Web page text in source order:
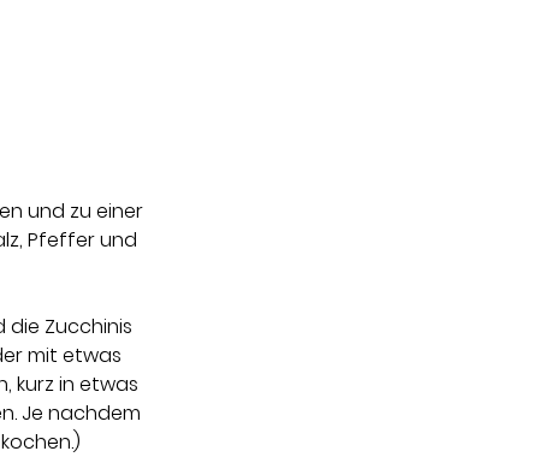
und zu einer
Pfeffer und
die Zucchinis
mit etwas
kurz in etwas
Je nachdem